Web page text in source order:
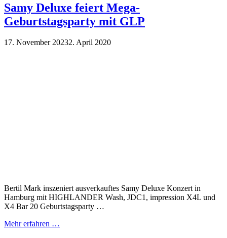
Samy Deluxe feiert Mega-
Geburtstagsparty mit GLP
17. November 20232. April 2020
Bertil Mark inszeniert ausverkauftes Samy Deluxe Konzert in
Hamburg mit HIGHLANDER Wash, JDC1, impression X4L und
X4 Bar 20 Geburtstagsparty …
Mehr erfahren …